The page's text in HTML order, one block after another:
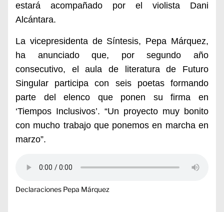
estará acompañado por el violista Dani
Alcántara.
La vicepresidenta de Síntesis, Pepa Márquez,
ha anunciado que, por segundo año
consecutivo, el aula de literatura de Futuro
Singular participa con seis poetas formando
parte del elenco que ponen su firma en
‘Tiempos Inclusivos’. “Un proyecto muy bonito
con mucho trabajo que ponemos en marcha en
marzo”.
Declaraciones Pepa Márquez